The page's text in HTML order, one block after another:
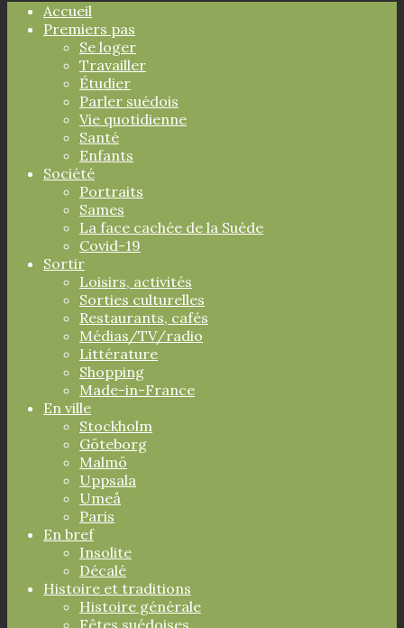
Accueil
Premiers pas
Se loger
Travailler
Étudier
Parler suédois
Vie quotidienne
Santé
Enfants
Société
Portraits
Sames
La face cachée de la Suède
Covid-19
Sortir
Loisirs, activités
Sorties culturelles
Restaurants, cafés
Médias/TV/radio
Littérature
Shopping
Made-in-France
En ville
Stockholm
Göteborg
Malmö
Uppsala
Umeå
Paris
En bref
Insolite
Décalé
Histoire et traditions
Histoire générale
Fêtes suédoises